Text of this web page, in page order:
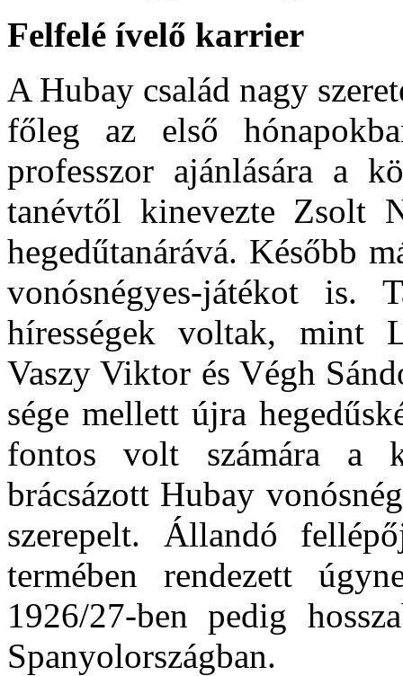
Felfelé ívelő karrier
A Hubay család nagy
főleg az első
professzor ajánlására a
tanévtől kinevezte Zsolt
hegedűtanárává. Később
vonósnégyes-já­tékot is.
hírességek voltak, mint
Vaszy Viktor és Végh
sége mellett újra
fontos volt számá­ra a
brácsázott Hubay
szerepelt. Állan­dó
termében rendezett
1926/27-ben pedig
Spanyolországban.